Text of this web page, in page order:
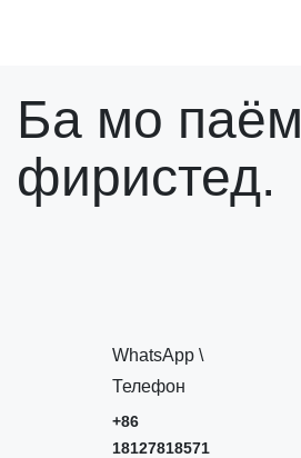
Ба мо паём
фиристед.
+86
18127818571
WhatsApp \
Телефон